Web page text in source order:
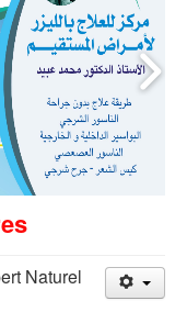
Naturel